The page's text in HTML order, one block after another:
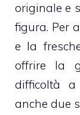
originale e
figura. Per
e la
offrire la
difficoltà
anche due